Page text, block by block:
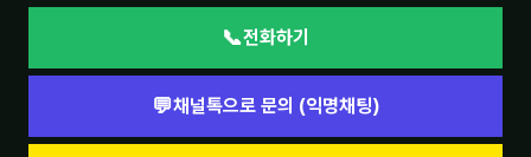
📞전화하기
💬채널톡으로 문의 (익명채팅)